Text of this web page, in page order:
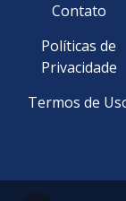
Contato
Políticas de
Privacidade
Termos de